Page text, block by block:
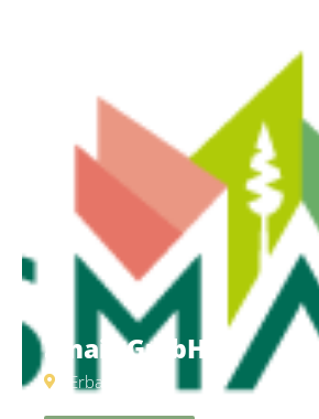
Smais GmbH
Erbach